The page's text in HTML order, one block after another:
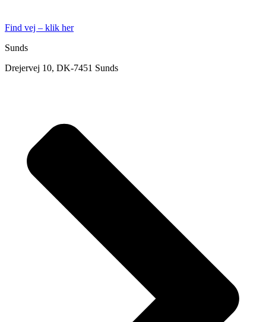
Find vej – klik her
Sunds
Drejervej 10, DK-7451 Sunds